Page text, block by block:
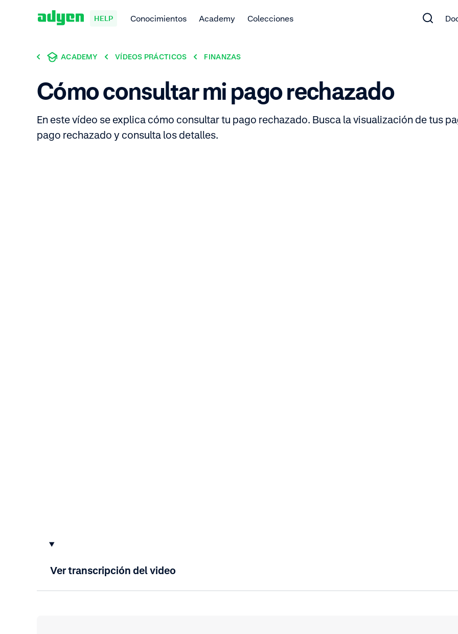
HELP Conocimientos Academy Colecciones
ACADEMY VÍDEOS PRÁCTICOS FINANZAS
Cómo consultar mi pago rechazado
En este vídeo se explica cómo consultar tu pago rechazado. Busca la visualización de tus
pago rechazado y consulta los detalles.
Ver transcripción del video